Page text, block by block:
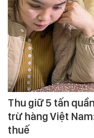
Thu giữ 5 tấn
trừ hàng Việt
thuế